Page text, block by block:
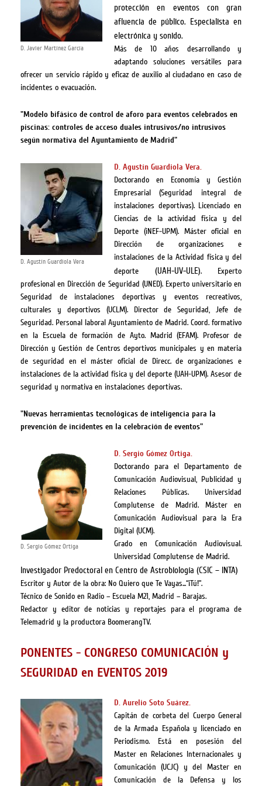
D. Javier Martínez García
protección en eventos con gran
afluencia de público. Especialista en
electrónica y sonido.
Más de 10 años desarrollando y
adaptando soluciones versátiles para
ofrecer un servicio rápido y eficaz de auxilio al ciudadano en caso de
incidentes o evacuación.
"Modelo bifásico de control de aforo para eventos celebrados en
piscinas: controles de acceso duales intrusivos/no intrusivos
según normativa del Ayuntamiento de Madrid"
D. Agustín Guardiola Vera
D. Agustín Guardiola Vera.
Doctorando en Economía y Gestión
Empresarial (Seguridad integral de
instalaciones deportivas). Licenciado en
Ciencias de la actividad física y del
Deporte (iNEF-UPM). Máster oficial en
Dirección de organizaciones e
instalaciones de la Actividad física y del
deporte
(UAH-UV-ULE). Experto
profesional en Dirección de Seguridad (UNED). Experto universitario en
Seguridad de instalaciones deportivas y eventos recreativos,
culturales y deportivos (UCLM). Director de Seguridad, Jefe de
Seguridad. Personal laboral Ayuntamiento de Madrid. Coord. formativo
en la Escuela de formación de Ayto. Madrid (EFAM). Profesor de
Dirección y Gestión de Centros deportivos municipales y en materia
de seguridad en el máster oficial de Direcc. de organizaciones e
instalaciones de la actividad física y del deporte (UAH-UPM). Asesor de
seguridad y normativa en instalaciones deportivas.
"Nuevas herramientas tecnológicas de inteligencia para la
prevención de incidentes en la celebración de eventos"
D. Sergio Gómez Ortiga
D. Sergio Gómez Ortiga.
Doctorando para el Departamento de
Comunicación Audiovisual, Publicidad y
Relaciones Públicas. Universidad
Complutense de Madrid. Máster en
Comunicación Audiovisual para la Era
Digital (UCM).
Grado en Comunicación Audiovisual.
Universidad Complutense de Madrid.
Investigador Predoctoral en Centro de Astrobiología (CSIC – INTA)
Escritor y Autor de la obra: No Quiero que Te Vayas...“¡Tú!”.
Técnico de Sonido en Radio – Escuela M21, Madrid – Barajas.
Redactor y editor de noticias y reportajes para el programa de
Telemadrid y la productora BoomerangTV.
PONENTES - CONGRESO COMUNICACIÓN y
SEGURIDAD en EVENTOS 2019
D. Aurelio Soto Suárez.
Capitán de corbeta del Cuerpo General
de la Armada Española y licenciado en
Periodismo. Está en posesión del
Master en Relaciones Internacionales y
Comunicación (UCJC) y del Master en
Comunicación de la Defensa y los